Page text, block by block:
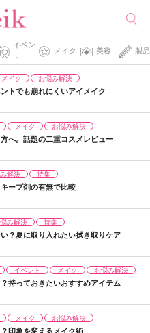
イベン
ト
メイク 美容 製品
メイク お悩み解決
トでも崩れにくいアイメイク
メイク お悩み解決
へ。話題の二重コスメレビュー
解決 特集
ープ剤の有無で比較
み解決 特集
？夏に取り入れたい拭き取りケア
イベント メイク お悩み解決
持っておきたいおすすめアイテム
メイク お悩み解決
印象を変えるメイク術